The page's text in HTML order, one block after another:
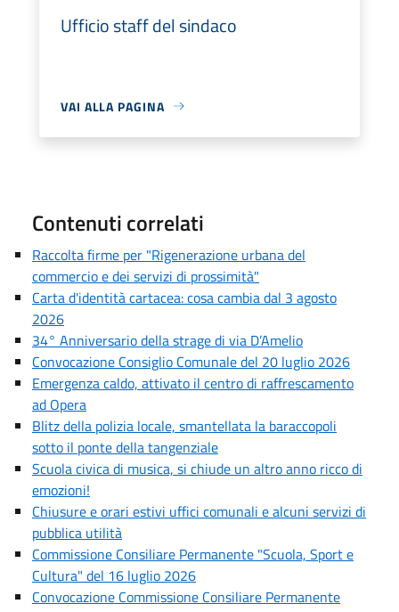
Ufficio staff del sindaco
VAI ALLA PAGINA
Contenuti correlati
Raccolta firme per "Rigenerazione urbana del
commercio e dei servizi di prossimità"
Carta d'identità cartacea: cosa cambia dal 3 agosto
2026
34° Anniversario della strage di via D’Amelio
Convocazione Consiglio Comunale del 20 luglio 2026
Emergenza caldo, attivato il centro di raffrescamento
ad Opera
Blitz della polizia locale, smantellata la baraccopoli
sotto il ponte della tangenziale
Scuola civica di musica, si chiude un altro anno ricco di
emozioni!
Chiusure e orari estivi uffici comunali e alcuni servizi di
pubblica utilità
Commissione Consiliare Permanente "Scuola, Sport e
Cultura" del 16 luglio 2026
Convocazione Commissione Consiliare Permanente